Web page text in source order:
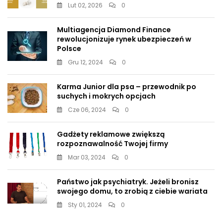
Lut 02, 2026 0
Multiagencja Diamond Finance
rewolucjonizuje rynek ubezpieczeń w
Polsce
Gru 12, 2024 0
Karma Junior dla psa – przewodnik po
suchych i mokrych opcjach
Cze 06, 2024 0
Gadżety reklamowe zwiększą
rozpoznawalność Twojej firmy
Mar 03, 2024 0
Państwo jak psychiatryk. Jeżeli bronisz
swojego domu, to zrobią z ciebie wariata
Sty 01, 2024 0